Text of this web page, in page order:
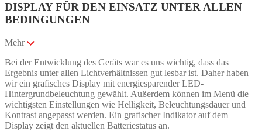
DISPLAY FÜR DEN EINSATZ UNTER ALLEN
BEDINGUNGEN
Mehr
Bei der Entwicklung des Geräts war es uns wichtig, dass das
Ergebnis unter allen Lichtverhältnissen gut lesbar ist. Daher haben
wir ein grafisches Display mit energiesparender LED-
Hintergrundbeleuchtung gewählt. Außerdem können im Menü die
wichtigsten Einstellungen wie Helligkeit, Beleuchtungsdauer und
Kontrast angepasst werden. Ein grafischer Indikator auf dem
Display zeigt den aktuellen Batteriestatus an.